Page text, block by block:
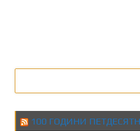
100 ГОДИНИ